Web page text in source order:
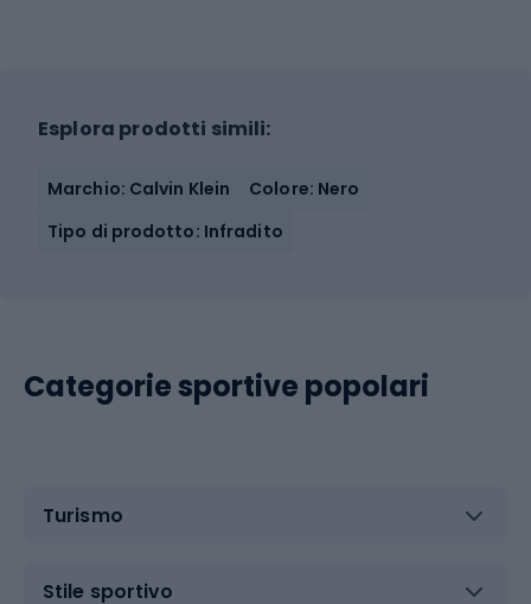
Esplora prodotti simili:
Marchio: Calvin Klein
Colore: Nero
Tipo di prodotto: Infradito
Categorie sportive popolari
Turismo
Stile sportivo